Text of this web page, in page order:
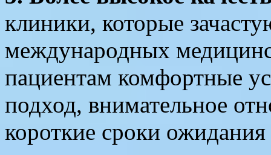
клиники, которые
международных
пациентам комфортные
подход, внимательное
короткие сроки ожидания